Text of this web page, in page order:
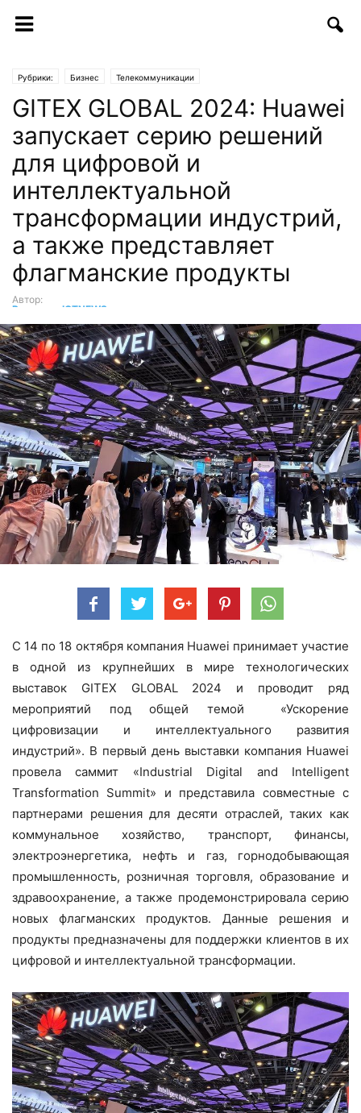
Рубрики: Бизнес Телекоммуникации
GITEX GLOBAL 2024: Huawei
запускает серию решений
для цифровой и
интеллектуальной
трансформации индустрий,
а также представляет
флагманские продукты
Автор:
Редакция ICTNEWS
С 14 по 18 октября компания Huawei принимает участие
в одной из крупнейших в мире технологических
выставок GITEX GLOBAL 2024 и проводит ряд
мероприятий под общей темой «Ускорение
цифровизации и интеллектуального развития
индустрий». В первый день выставки компания Huawei
провела саммит «Industrial Digital and Intelligent
Transformation Summit» и представила совместные с
партнерами решения для десяти отраслей, таких как
коммунальное хозяйство, транспорт, финансы,
электроэнергетика, нефть и газ, горнодобывающая
промышленность, розничная торговля, образование и
здравоохранение, а также продемонстрировала серию
новых флагманских продуктов. Данные решения и
продукты предназначены для поддержки клиентов в их
цифровой и интеллектуальной трансформации.